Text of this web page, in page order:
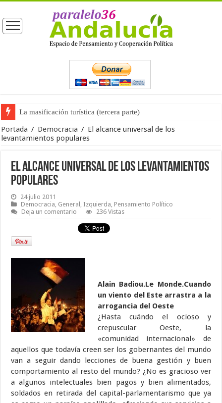
La opinión pública ante las próximas elecciones generales
Portada / Democracia / El alcance universal de los
levantamientos populares
El alcance universal de los levantamientos
populares
24 julio 2011
Democracia, General , Izquierda, Pensamiento Político
Deja un comentario
236 Vistas
Alain Badiou.Le Monde.Cuando
un viento del Este arrastra a la
arrogancia del Oeste
¿Hasta cuándo el ocioso y
crepuscular Oeste, la
«comunidad internacional» de
aquellos que todavía creen ser los gobernantes del mundo
van a seguir dando lecciones de buena gestión y buen
comportamiento al resto del mundo? ¿No es gracioso ver
a algunos intelectuales bien pagos y bien alimentados,
soldados en retirada del capital-parlamentarismo que ya